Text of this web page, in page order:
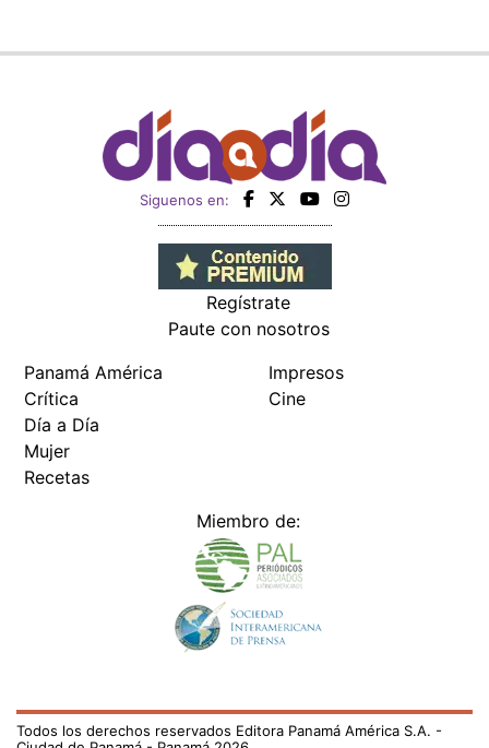
Siguenos en:
Regístrate
Paute con nosotros
Panamá América
Crítica
Día a Día
Mujer
Recetas
Impresos
Cine
Miembro de:
Todos los derechos reservados Editora Panamá América S.A. -